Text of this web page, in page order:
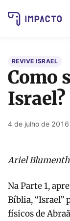
REVIVE ISRAEL
Como
Israel?
4 de julho de 2016
Ariel
Na Parte 1,
Bíblia, “Israel”
físicos de